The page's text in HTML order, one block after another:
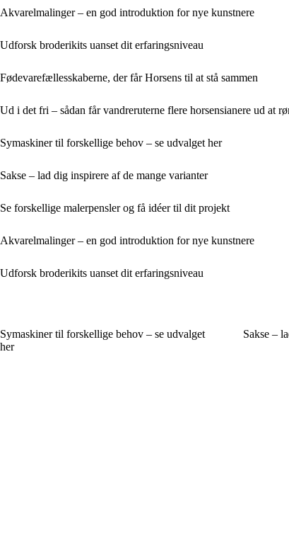
Akvarelmalinger – en god introduktion for nye kunstnere
Udforsk broderikits uanset dit erfaringsniveau
Fødevarefællesskaberne, der får Horsens til at stå sammen
Ud i det fri – sådan får vandreruterne flere horsensianere ud at
Symaskiner til forskellige behov – se udvalget her
Sakse – lad dig inspirere af de mange varianter
Se forskellige malerpensler og få idéer til dit projekt
Akvarelmalinger – en god introduktion for nye kunstnere
Udforsk broderikits uanset dit erfaringsniveau
Symaskiner til forskellige behov – se udvalget
her
Sakse –